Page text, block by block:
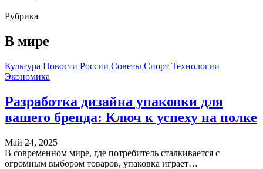
Рубрика
В мире
Культура Новости России Советы Спорт Технологии
Экономика
Разработка дизайна упаковки для
вашего бренда: Ключ к успеху на полке
Май 24, 2025
В современном мире, где потребитель сталкивается с
огромным выбором товаров, упаковка играет…